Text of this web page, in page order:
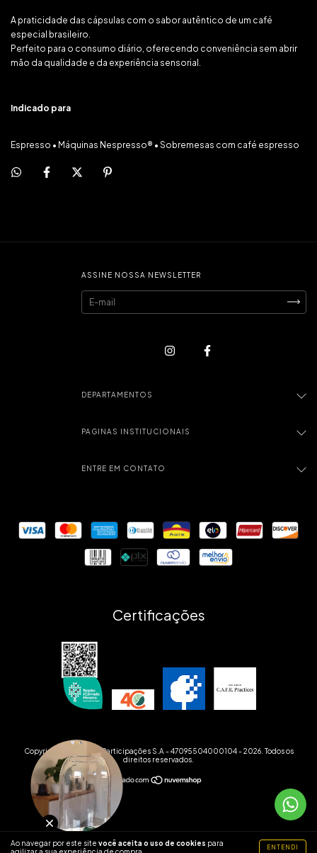
Ao navegar por este site você aceita o uso de cookies para
ENTENDI
A praticidade das cápsulas com o sabor autêntico de um café
especial brasileiro.
Perfeito para o consumo diário, oferecendo conveniência sem abrir
mão da qualidade e da experiência sensorial.
Indicado para
Espresso • Máquinas Nespresso® • Sobremesas com café espresso
ASSINE NOSSA NEWSLETTER
DEPARTAMENTOS
PAGINAS INSTITUCIONAIS
ENTRE EM CONTATO
Certificações
Copyright Agro Cege Participações S.A - 47095504000104 - 2026. Todos os
direitos reservados.